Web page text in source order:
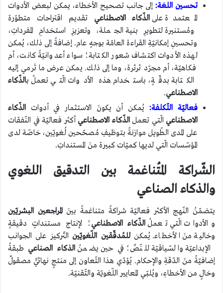
تحسين اللغة: إلى جانب تصحيح الأخطاء، يمكن لبعض الأدوات
المعتمدة على الذّكاء الاصطناعي تقديم اقتراحات متطوّرة
ومُستنيرة لتطويرِ بنية الجملة، وتعزيزِ استخدامِ المفرداتِ،
وتحسينِ إمكانيّةِ القراءة العامّة بوجهٍ عام. إضافةً إلى ذلك، يُمكن
لهذه الأدوات اكتشاف شعور الكتابة؛ سواء أعدوانيّةً كانت، أم
فكاهيّة، أم مجرّد ثرثرة، وما إلى ذلك. يمكن عرض ما تَرمي إليه
الكتابة بدقّةٍ، باستخدام هذه الأدوات الّتي تعملُ بالذّكاء
الاصطناعي.
فعاليّة التّكلفة: يُمكن أن يكونَ الاستثمار في أدوات الذّكاء
الاصطناعي الّتي تعملالذّكاء الاصطناعي أكثر فعاليّة في النّفقات
على المدى الطّويل موازنةً بتوظيفِ مُصحّحين لُغويّين، خاصّة لدى
المؤسّسات الّتي لديها كميّات كبيرة منَ المستنداتِ.
الشّراكة المُتناغمة بين التدقيق اللغوي
والذكاء الصناعي
يتضمّنُ النّهج الأكثر فعاليّة شراكةً متناغمةً بينَالمراجعين البشريّين
والأدوات الّتي تعملُ الذّكاء الاصطناعي ؛ لإنتاج مستنداتٍ دقيقةٍ
وخالية منَ الأخطاء. يُمكنللمُدقّقين اللّغويّينالتّركيز على الجوانب
الإبداعيّة والسّياقيّة للنّصِّ؛ في حين يضمنُالذكاء الصناعي طبقةً
إضافيّةً منَ الدّقةِ والإحكام. يُؤدّي هذا التّعاون إلى منتجٍ نهائيٍّ مصقولٌ
وخالٍ من الأخطاءِ، ويُلبّي المعايير اللّغويّة والتّقنيّة.